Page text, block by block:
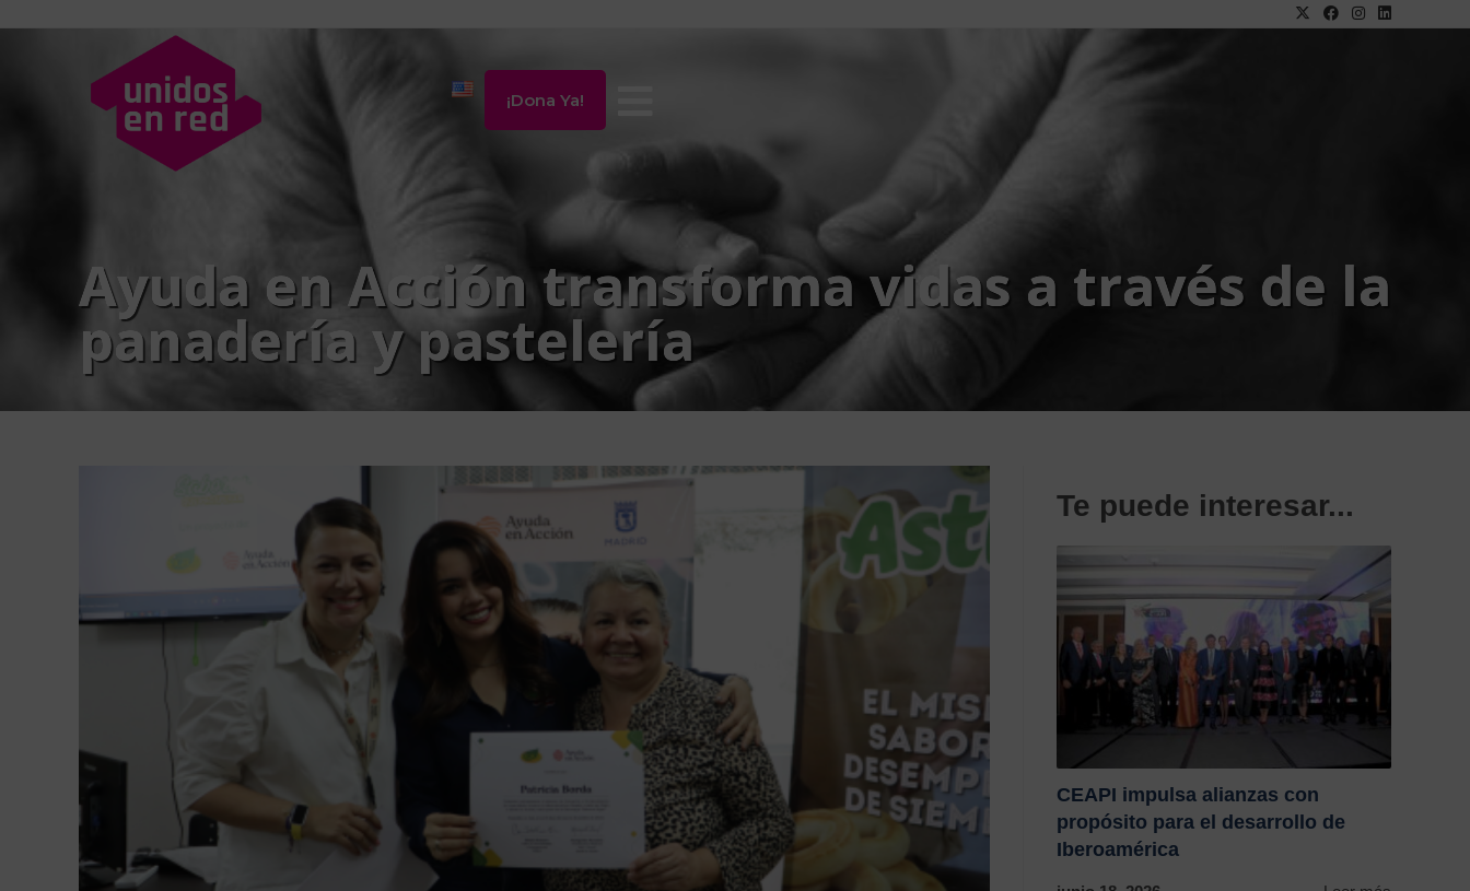
¡Dona Ya!
Ayuda en Acción transforma vidas a través de la
panadería y pastelería
Te puede interesar...
CEAPI impulsa alianzas con
propósito para el desarrollo de
Iberoamérica